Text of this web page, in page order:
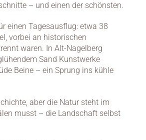
– und einen der schönsten.
einen Tagesausflug: etwa 38
vorbei an historischen
waren. In Alt-Nagelberg
Sand Kunstwerke
Beine – ein Sprung ins kühle
aber die Natur steht im
musst – die Landschaft selbst